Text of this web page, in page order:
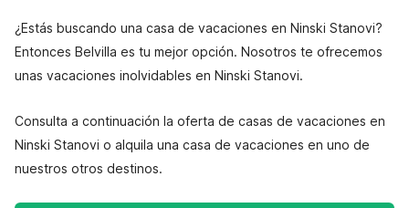
¿Estás buscando una casa de vacaciones en Ninski Stanovi?
Entonces Belvilla es tu mejor opción. Nosotros te ofrecemos
unas vacaciones inolvidables en Ninski Stanovi.
Consulta a continuación la oferta de casas de vacaciones en
Ninski Stanovi o alquila una casa de vacaciones en uno de
nuestros otros destinos.